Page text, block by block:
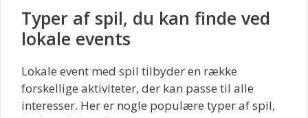
Typer af spil, du kan finde ved
lokale events
Lokale event med spil tilbyder en række
forskellige aktiviteter, der kan passe til alle
interesser. Her er nogle populære typer af spil,